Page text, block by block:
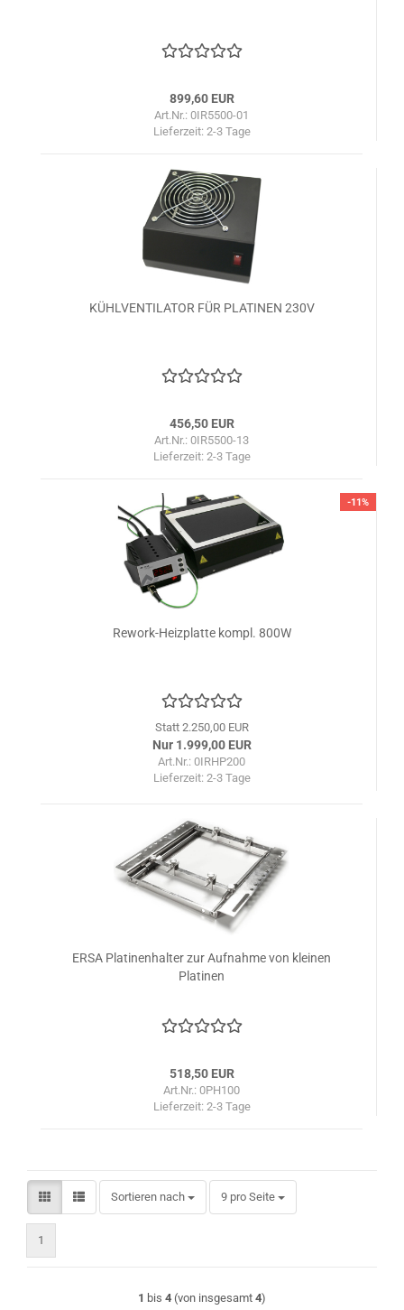
899,60 EUR
Art.Nr.: 0IR5500-01
Lieferzeit: 2-3 Tage
KÜHLVENTILATOR FÜR PLATINEN 230V
456,50 EUR
Art.Nr.: 0IR5500-13
Lieferzeit: 2-3 Tage
-11%
Rework-Heizplatte kompl. 800W
Statt 2.250,00 EUR
Nur 1.999,00 EUR
Art.Nr.: 0IRHP200
Lieferzeit: 2-3 Tage
ERSA Platinenhalter zur Aufnahme von kleinen
Platinen
518,50 EUR
Art.Nr.: 0PH100
Lieferzeit: 2-3 Tage
Sortieren nach
Sortieren nach 9 pro Seite
pro Seite
1
1 bis 4 (von insgesamt 4)